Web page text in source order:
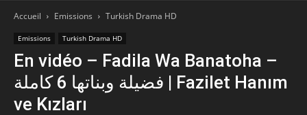
Accueil Emissions Turkish Drama HD
Emissions Turkish Drama HD
En vidéo – Fadila Wa Banatoha –
فضيلة وبناتها 6 كاملة | Fazilet Hanım
ve Kızları